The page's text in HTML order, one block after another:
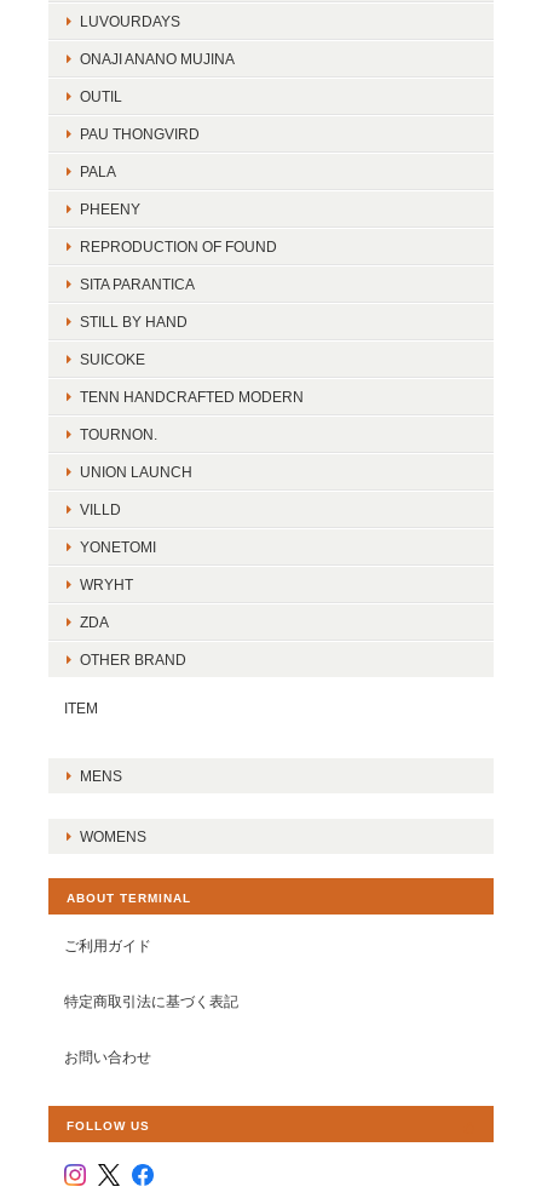
LUVOURDAYS
ONAJI ANANO MUJINA
OUTIL
PAU THONGVIRD
PALA
PHEENY
REPRODUCTION OF FOUND
SITA PARANTICA
STILL BY HAND
SUICOKE
TENN HANDCRAFTED MODERN
TOURNON.
UNION LAUNCH
VILLD
YONETOMI
WRYHT
ZDA
OTHER BRAND
ITEM
MENS
WOMENS
ABOUT TERMINAL
ご利用ガイド
特定商取引法に基づく表記
お問い合わせ
FOLLOW US